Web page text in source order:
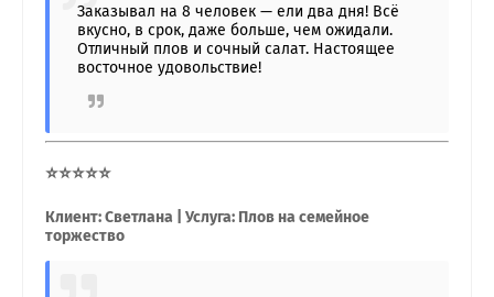
Заказывал на 8 человек — ели два дня! Всё
вкусно, в срок, даже больше, чем ожидали.
Отличный плов и сочный салат. Настоящее
восточное удовольствие!
⭐⭐⭐⭐⭐
Клиент: Светлана | Услуга: Плов на семейное
торжество